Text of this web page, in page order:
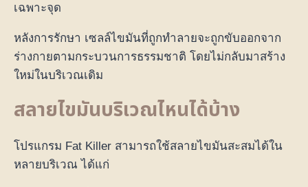
เฉพาะจุด
หลังการรักษา เซลล์ไขมันที่ถูกทำลายจะถูกขับออกจาก
ร่างกายตามกระบวนการธรรมชาติ โดยไม่กลับมาสร้าง
ใหม่ในบริเวณเดิม
สลายไขมันบริเวณไหนได้บ้าง
โปรแกรม Fat Killer สามารถใช้สลายไขมันสะสมได้ใน
หลายบริเวณ ได้แก่